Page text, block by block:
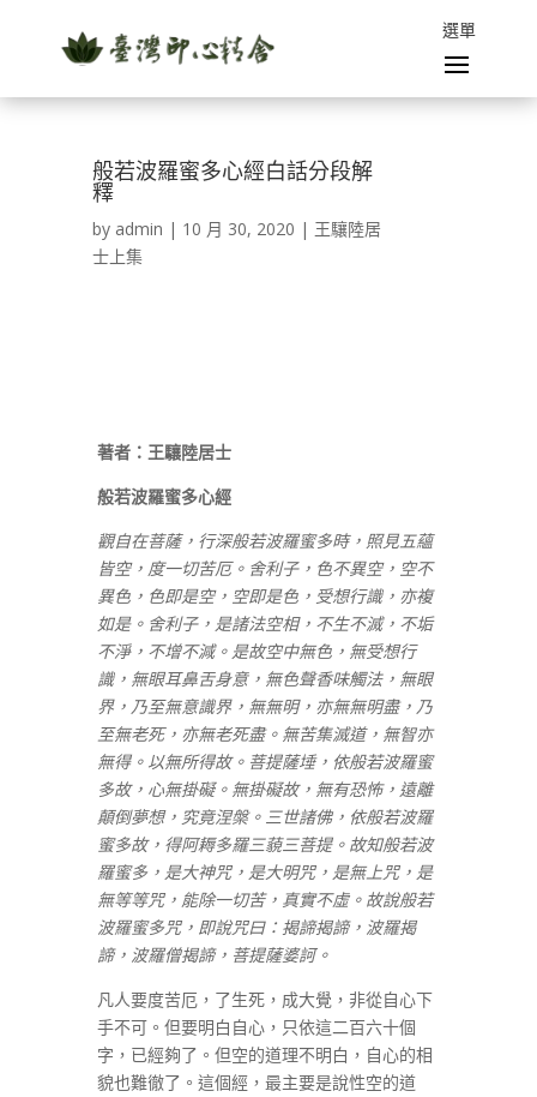
般若波羅蜜多心經白話分段解
釋
by admin | 10 月 30, 2020 | 王驤陸居
士上集
著者：王驤陸居士
般若波羅蜜多心經
觀自在菩薩，行深般若波羅蜜多時，照見五蘊
皆空，度一切苦厄。舍利子，色不異空，空不
異色，色即是空，空即是色，受想行識，亦複
如是。舍利子，是諸法空相，不生不滅，不垢
不淨，不增不減。是故空中無色，無受想行
識，無眼耳鼻舌身意，無色聲香味觸法，無眼
界，乃至無意識界，無無明，亦無無明盡，乃
至無老死，亦無老死盡。無苦集滅道，無智亦
無得。以無所得故。菩提薩埵，依般若波羅蜜
多故，心無掛礙。無掛礙故，無有恐怖，遠離
顛倒夢想，究竟涅槃。三世諸佛，依般若波羅
蜜多故，得阿耨多羅三藐三菩提。故知般若波
羅蜜多，是大神咒，是大明咒，是無上咒，是
無等等咒，能除一切苦，真實不虛。故說般若
波羅蜜多咒，即說咒曰：揭諦揭諦，波羅揭
諦，波羅僧揭諦，菩提薩婆訶。
凡人要度苦厄，了生死，成大覺，非從自心下
手不可。但要明白自心，只依這二百六十個
字，已經夠了。但空的道理不明白，自心的相
貌也難徹了。這個經，最主要是說性空的道